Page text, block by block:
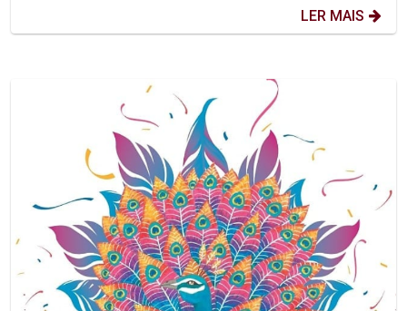
LER MAIS